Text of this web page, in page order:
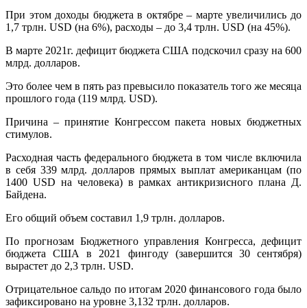
При этом доходы бюджета в октябре – марте увеличились до
1,7 трлн. USD (на 6%), расходы – до 3,4 трлн. USD (на 45%).
В марте 2021г. дефицит бюджета США подскочил сразу на 600
млрд. долларов.
Это более чем в пять раз превысило показатель того же месяца
прошлого года (119 млрд. USD).
Причина – принятие Конгрессом пакета новых бюджетных
стимулов.
Расходная часть федерального бюджета в том числе включила
в себя 339 млрд. долларов прямых выплат американцам (по
1400 USD на человека) в рамках антикризисного плана Д.
Байдена.
Его общий объем составил 1,9 трлн. долларов.
По прогнозам Бюджетного управления Конгресса, дефицит
бюджета США в 2021 фингоду (завершится 30 сентября)
вырастет до 2,3 трлн. USD.
Отрицательное сальдо по итогам 2020 финансового года было
зафиксировано на уровне 3,132 трлн. долларов.